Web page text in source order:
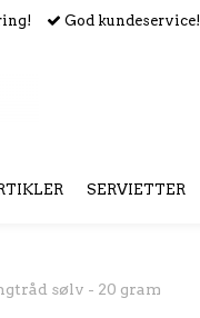
God kundeservice!
SERVIETTER
sølv - 20 gram